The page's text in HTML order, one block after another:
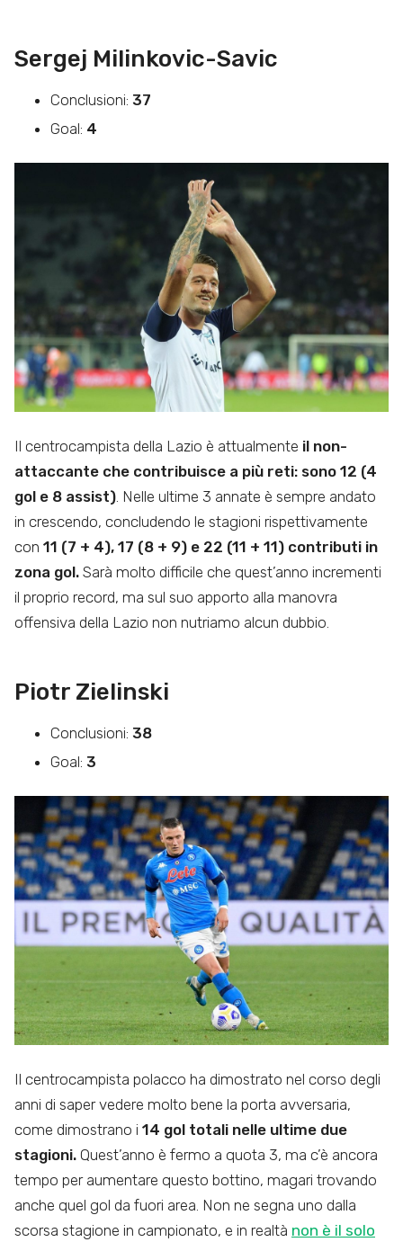
Sergej Milinkovic-Savic
Conclusioni: 37
Goal: 4
Il centrocampista della Lazio è attualmente il non-
attaccante che contribuisce a più reti: sono 12 (4
gol e 8 assist). Nelle ultime 3 annate è sempre andato
in crescendo, concludendo le stagioni rispettivamente
con 11 (7 + 4), 17 (8 + 9) e 22 (11 + 11) contributi in
zona gol. Sarà molto difficile che quest’anno incrementi
il proprio record, ma sul suo apporto alla manovra
offensiva della Lazio non nutriamo alcun dubbio.
Piotr Zielinski
Conclusioni: 38
Goal: 3
Il centrocampista polacco ha dimostrato nel corso degli
anni di saper vedere molto bene la porta avversaria,
come dimostrano i 14 gol totali nelle ultime due
stagioni. Quest’anno è fermo a quota 3, ma c’è ancora
tempo per aumentare questo bottino, magari trovando
anche quel gol da fuori area. Non ne segna uno dalla
scorsa stagione in campionato, e in realtà non è il solo